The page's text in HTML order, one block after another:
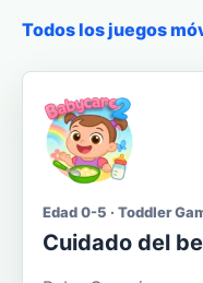
Todos los juegos
Edad 0-5 · Toddler
Cuidado del